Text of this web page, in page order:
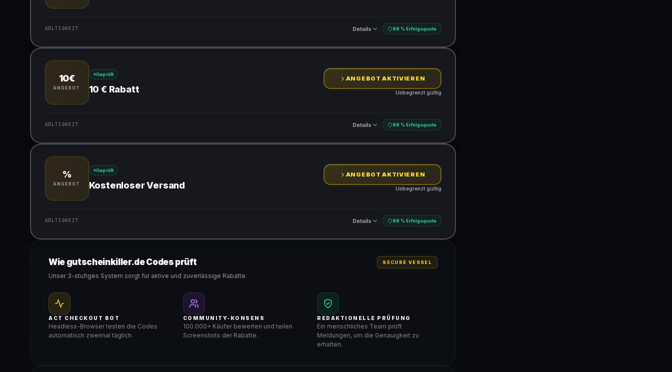
GÜLTIGKEIT Details 99 % Erfolgsquote
Gültig für teilnehmende Produkte
10€
ANGEBOT
Geprüft
10 € Rabatt
ANGEBOT AKTIVIEREN
Unbegrenzt gültig
GÜLTIGKEIT Details 99 % Erfolgsquote
Gültig für teilnehmende Produkte
%
ANGEBOT
Geprüft
Kostenloser Versand
ANGEBOT AKTIVIEREN
Unbegrenzt gültig
GÜLTIGKEIT Details 99 % Erfolgsquote
Gültig für teilnehmende Produkte
Wie gutscheinkiller.de Codes prüft
Unser 3-stufiges System sorgt für aktive und zuverlässige Rabatte.
SECURE VESSEL
ACT CHECKOUT BOT
Headless-Browser testen die Codes
automatisch zweimal täglich.
COMMUNITY-KONSENS
100.000+ Käufer bewerten und teilen
Screenshots der Rabatte.
REDAKTIONELLE PRÜFUNG
Ein menschliches Team prüft
Meldungen, um die Genauigkeit zu
erhalten.